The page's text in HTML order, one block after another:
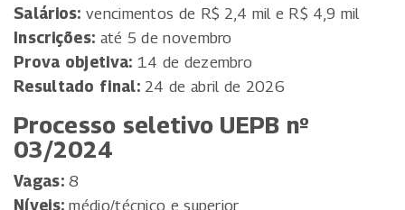
Salários: vencimentos de R$ 2,4 mil e R$ 4,9 mil
Inscrições: até 5 de novembro
Prova objetiva: 14 de dezembro
Resultado final:24 de abril de 2026
Processo seletivo UEPB nº
03/2024
Vagas:8
Níveis: médio/técnico e superior